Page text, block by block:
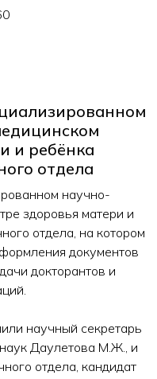
и ребёнка
отдела
научно-
здоровья матери и
отдела, на котором
документов
докторантов и
научный секретарь
Даулетова М.Ж., и
отдела, кандидат